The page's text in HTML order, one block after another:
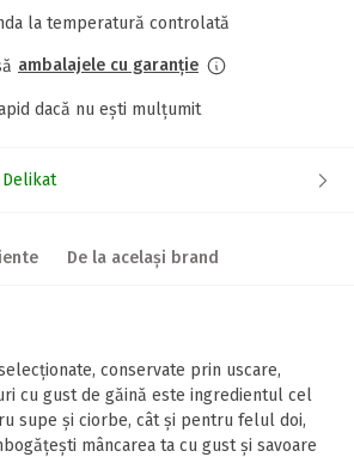
la temperatură controlată
ambalajele cu garanție
dacă nu ești mulțumit
Delikat
De la același brand
conservate prin uscare,
cu gust de găină este ingredientul cel
supe și ciorbe, cât și pentru felul doi,
mâncarea ta cu gust și savoare